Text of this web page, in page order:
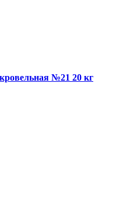
№21 20 кг